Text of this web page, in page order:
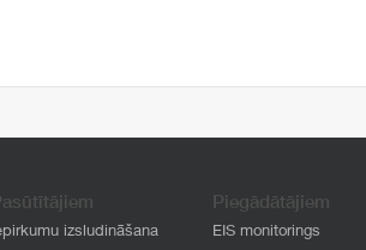
izsludināšana
Piegādātājiem
EIS monitorings